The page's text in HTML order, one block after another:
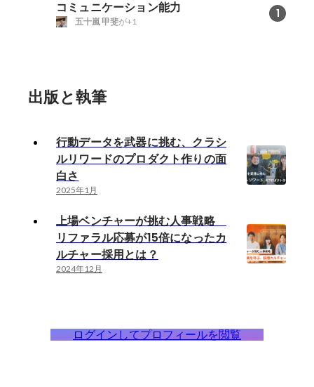
コミュニケーション能力 1
五十嵐 甲斐が+1
出版と執筆
行動データを武器に挑む、クラシ
ルリワードのプロダクト作りの面
白さ
2025年1月
上場ベンチャーが挑む人事戦略
リファラル応募が15倍になったカ
ルチャー採用とは？
2024年12月
ログインしてプロフィールを閲覧